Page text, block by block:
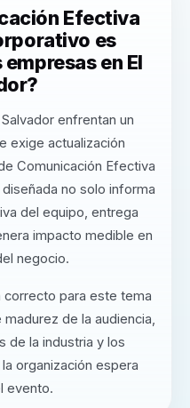
Efectiva
es
en El
enfrentan un
exige actualización
Comunicación Efectiva
no solo informa
del equipo, entrega
impacto medible en
negocio.
correcto para este tema
de la audiencia,
de la industria y los
organización espera
evento.